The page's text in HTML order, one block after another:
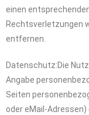
einen
Rechtsverletzungen
entfernen.
Datenschutz:Die
Angabe
Seiten
oder eMail-